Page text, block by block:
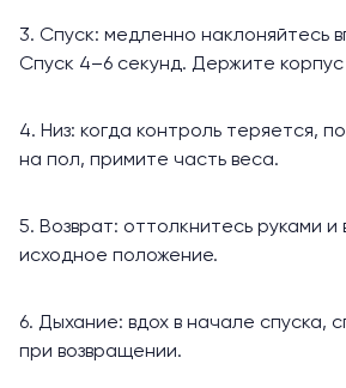
3. Спуск: медленно наклоняйтесь
Спуск 4–6 секунд. Держите корпус
4. Низ: когда контроль теряется,
на пол, примите часть веса.
5. Возврат: оттолкнитесь руками и
исходное положение.
6. Дыхание: вдох в начале спуска,
при возвращении.